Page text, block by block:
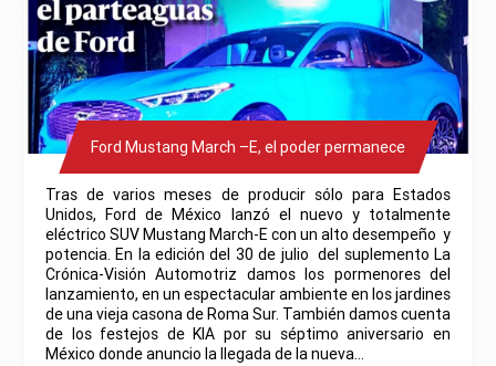
Ford Mustang March –E, el poder permanece
Tras de varios meses de producir sólo para Estados
Unidos, Ford de México lanzó el nuevo y totalmente
eléctrico SUV Mustang March-E con un alto desempeño y
potencia. En la edición del 30 de julio del suplemento La
Crónica-Visión Automotriz damos los pormenores del
lanzamiento, en un espectacular ambiente en los jardines
de una vieja casona de Roma Sur. También damos cuenta
de los festejos de KIA por su séptimo aniversario en
México donde anuncio la llegada de la nueva…